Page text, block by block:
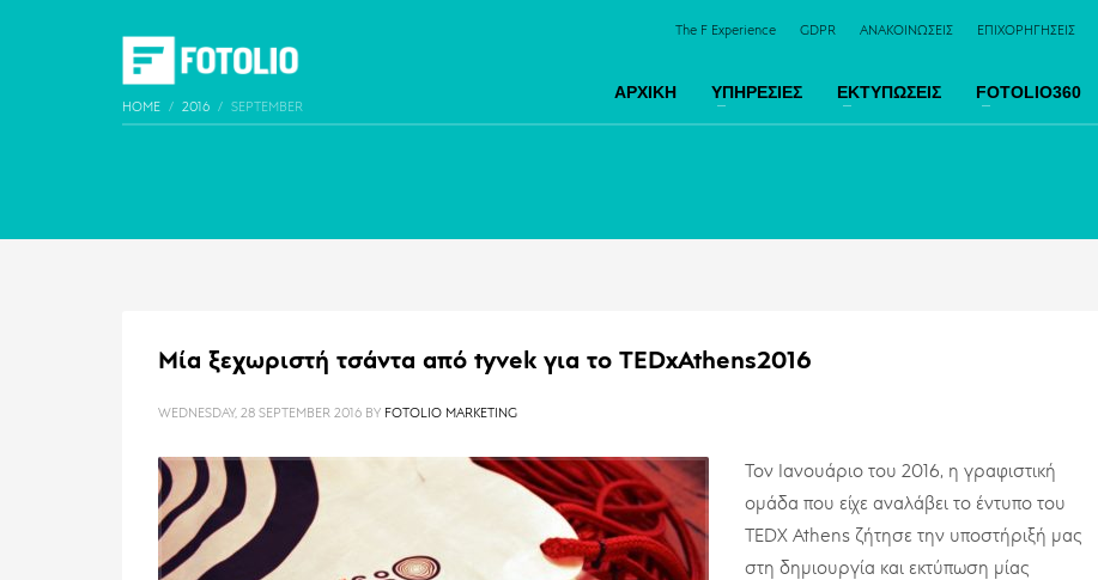
The F Experience GDPR ΑΝΑΚΟΙΝΩΣΕΙΣ ΕΠΙΧΟΡΗΓΗΣΕΙΣ
ΑΡΧΙΚΗ ΥΠΗΡΕΣΙΕΣ ΕΚΤΥΠΩΣΕΙΣ FOTOLIO360
HOME 2016 SEPTEMBER
Μία ξεχωριστή τσάντα από tyvek για το TEDxAthens2016
WEDNESDAY, 28 SEPTEMBER 2016 BY FOTOLIO MARKETING
Τον Ιανουάριο του 2016, η γραφιστική
ομάδα που είχε αναλάβει το έντυπο του
TEDX Athens ζήτησε την υποστήριξή μας
στη δημιουργία και εκτύπωση μίας